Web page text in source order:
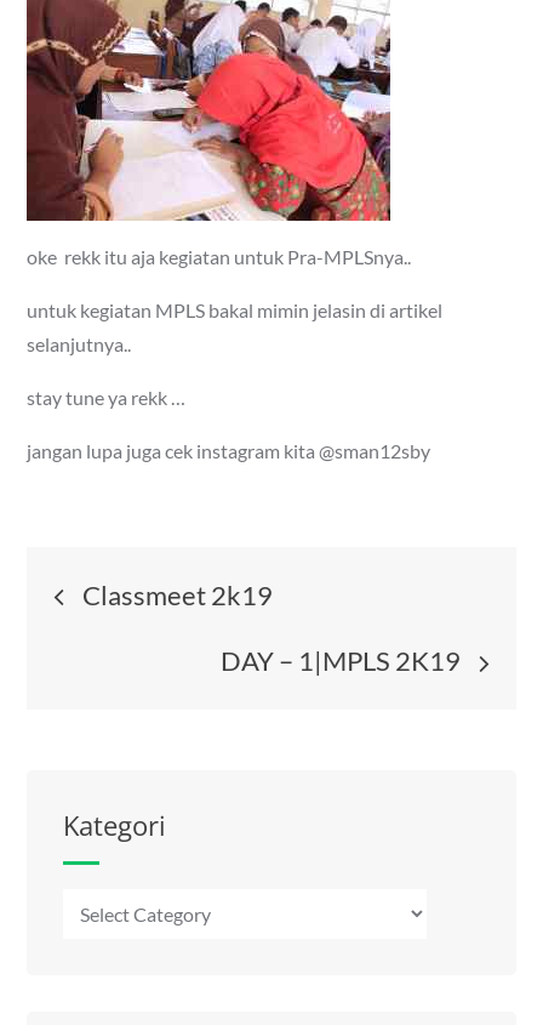
oke rekk itu aja kegiatan untuk Pra-MPLSnya..
untuk kegiatan MPLS bakal mimin jelasin di artikel
selanjutnya..
stay tune ya rekk …
jangan lupa juga cek instagram kita @sman12sby
Post
navigation
Classmeet 2k19
DAY – 1|MPLS 2K19
Kategori
Kategori